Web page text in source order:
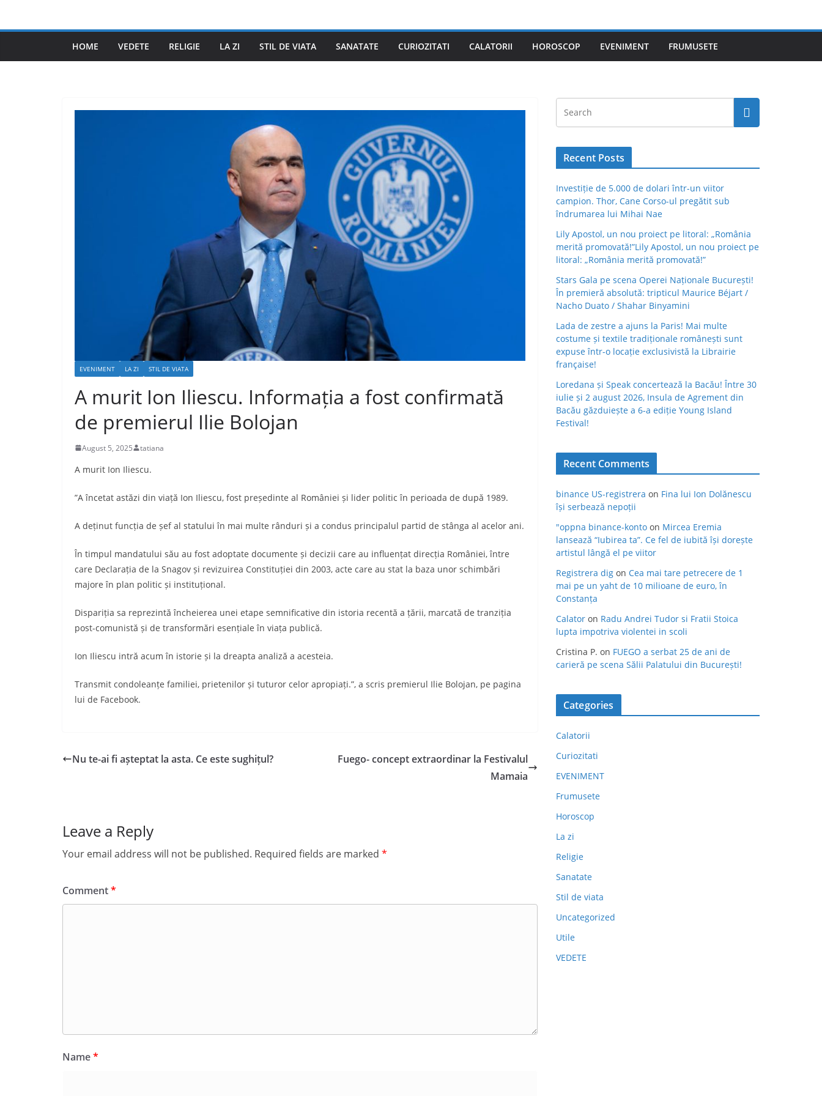
HOME VEDETE RELIGIE LA ZI STIL DE VIATA SANATATE CURIOZITATI CALATORII HOROSCOP EVENIMENT FRUMUSETE
EVENIMENT LA ZI STIL DE VIATA
A murit Ion Iliescu. Informația a fost confirmată
de premierul Ilie Bolojan
August 5, 2025 tatiana
A murit Ion Iliescu.
”A încetat astăzi din viață Ion Iliescu, fost președinte al României și lider politic în perioada de după 1989.
A deținut funcția de șef al statului în mai multe rânduri și a condus principalul partid de stânga al acelor ani.
În timpul mandatului său au fost adoptate documente și decizii care au influențat direcția României, între
care Declarația de la Snagov și revizuirea Constituției din 2003, acte care au stat la baza unor schimbări
majore în plan politic și instituțional.
Dispariția sa reprezintă încheierea unei etape semnificative din istoria recentă a țării, marcată de tranziția
post-comunistă și de transformări esențiale în viața publică.
Ion Iliescu intră acum în istorie și la dreapta analiză a acesteia.
Transmit condoleanțe familiei, prietenilor și tuturor celor apropiați.”, a scris premierul Ilie Bolojan, pe pagina
lui de Facebook.
Nu te-ai fi așteptat la asta. Ce este sughițul?
Fuego- concept extraordinar la Festivalul
Mamaia
Leave a Reply
Your email address will not be published. Required fields are marked *
Comment*
Name*
Recent Posts
Investiție de 5.000 de dolari într-un viitor
campion. Thor, Cane Corso-ul pregătit sub
îndrumarea lui Mihai Nae
Lily Apostol, un nou proiect pe litoral: „România
merită promovată!”Lily Apostol, un nou proiect pe
litoral: „România merită promovată!”
Stars Gala pe scena Operei Naționale București!
În premieră absolută: tripticul Maurice Béjart /
Nacho Duato / Shahar Binyamini
Lada de zestre a ajuns la Paris! Mai multe
costume și textile tradiționale românești sunt
expuse într-o locație exclusivistă la Librairie
française!
Loredana și Speak concertează la Bacău! Între 30
iulie și 2 august 2026, Insula de Agrement din
Bacău găzduiește a 6-a ediție Young Island
Festival!
Recent Comments
binance US-registrera on Fina lui Ion Dolănescu
își serbează nepoții
"oppna binance-konto on Mircea Eremia
lansează “Iubirea ta”. Ce fel de iubită își dorește
artistul lângă el pe viitor
Registrera dig on Cea mai tare petrecere de 1
mai pe un yaht de 10 milioane de euro, în
Constanța
Calator on Radu Andrei Tudor si Fratii Stoica
lupta impotriva violentei in scoli
Cristina P. on FUEGO a serbat 25 de ani de
carieră pe scena Sălii Palatului din București!
Categories
Calatorii
Curiozitati
EVENIMENT
Frumusete
Horoscop
La zi
Religie
Sanatate
Stil de viata
Uncategorized
Utile
VEDETE